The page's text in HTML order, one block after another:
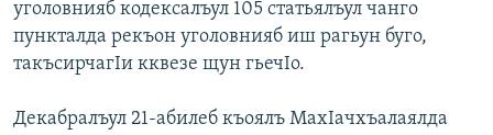
уголовнияб кодексалъул 105 статьялъул чанго
пункталда рекъон уголовнияб иш рагьун буго,
такъсирчагIи кквезе щун гьечIо.
Декабралъул 21-абилеб къоялъ МахIачхъалаялда